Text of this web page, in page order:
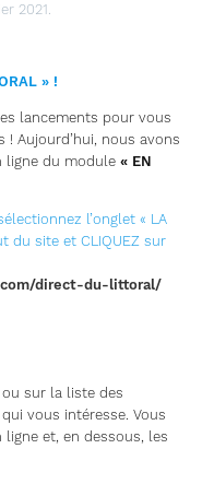
2021.
» !
lancements pour vous
Aujourd’hui, nous avons
ligne du module « EN
l’onglet « LA
du site et CLIQUEZ sur
direct-du-littoral/
ou sur la liste des
vous intéresse. Vous
ligne et, en dessous, les